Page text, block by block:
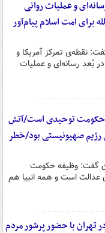
و عملیات روانی
امت اسلام پیام‌آور
نقطه‌ی تمرکز آمریکا و
بُعد رسانه‌ای و عملیات
حکومت توحیدی است/آتش
صهیونیستی بود/خطر
گفت: وظیفه حکومت
عدالت است و همه انبیا هم
تهران با حضور پرشور مردم